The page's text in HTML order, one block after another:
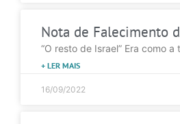
Nota de Falecimento
“O resto de Israel” Era como
+ LER MAIS
16/09/2022